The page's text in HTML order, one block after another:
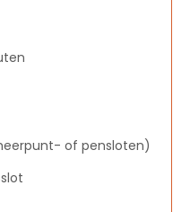
of pensloten)